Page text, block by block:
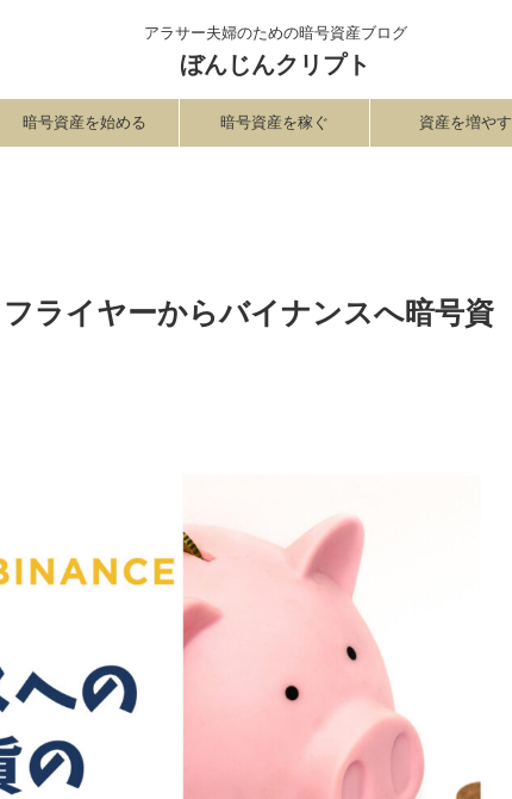
アラサー夫婦のための暗号資産ブログ
ぼんじんクリプト
暗号資産を始める 暗号資産を稼ぐ 資産を増やす
フライヤーからバイナンスへ暗号資